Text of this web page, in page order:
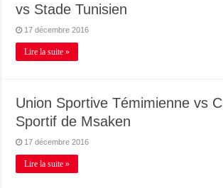
vs Stade Tunisien
17 décembre 2016
Lire la suite »
Union Sportive Témimienne vs
Sportif de Msaken
17 décembre 2016
Lire la suite »